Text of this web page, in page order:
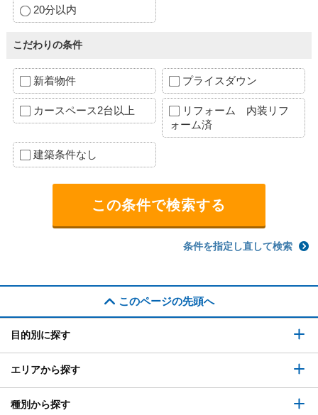
20分以内
こだわりの条件
新着物件 プライスダウン
カースペース2台以上
リフォーム 内装リフ
ォーム済
建築条件なし
条件を指定し直して検索
このページの先頭へ
目的別に探す
エリアから探す
種別から探す